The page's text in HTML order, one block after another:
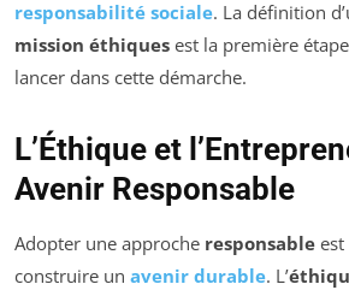
responsabilité sociale. La définition
mission éthiques est la première
lancer dans cette démarche.
L’Éthique et
Avenir Responsable
Adopter une approche responsable
construire un avenir durable. L’